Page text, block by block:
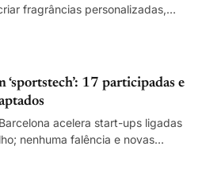
fragrâncias personalizadas,
e fidelização de
‘sportstech’: 17 participadas e
acelera start-ups ligadas
nenhuma falência e novas